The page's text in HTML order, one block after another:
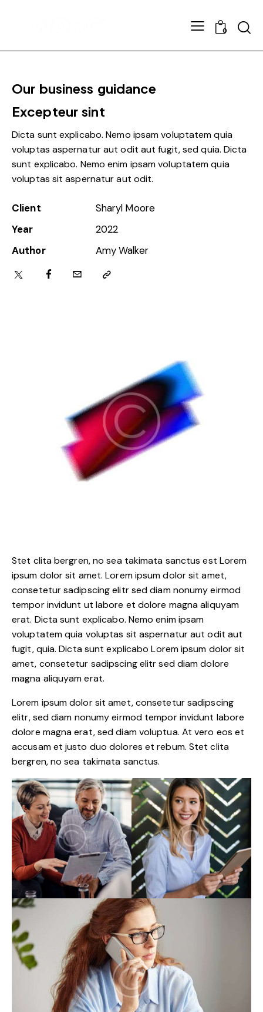
0
Our business guidance
Excepteur sint
Dicta sunt explicabo. Nemo ipsam voluptatem quia
voluptas aspernatur aut odit aut fugit, sed quia. Dicta
sunt explicabo. Nemo enim ipsam voluptatem quia
voluptas sit aspernatur aut odit.
Client
Sharyl Moore
Year
2022
Author
Amy Walker
Stet clita bergren, no sea takimata sanctus est Lorem
ipsum dolor sit amet. Lorem ipsum dolor sit amet,
consetetur sadipscing elitr sed diam nonumy eirmod
tempor invidunt ut labore et dolore magna aliquyam
erat. Dicta sunt explicabo. Nemo enim ipsam
voluptatem quia voluptas sit aspernatur aut odit aut
fugit, quia. Dicta sunt explicabo Lorem ipsum dolor sit
amet, consetetur sadipscing elitr sed diam dolore
magna aliquyam erat.
Lorem ipsum dolor sit amet, consetetur sadipscing
elitr, sed diam nonumy eirmod tempor invidunt labore
dolore magna erat, sed diam voluptua. At vero eos et
accusam et justo duo dolores et rebum. Stet clita
bergren, no sea takimata sanctus.